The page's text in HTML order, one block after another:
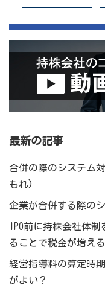
最新の記事
合併の際のシステム
もれ)
企業が合併する際の
IPO前に持株会社体
ることで税金が増え
経営指導料の算定時
がよい？